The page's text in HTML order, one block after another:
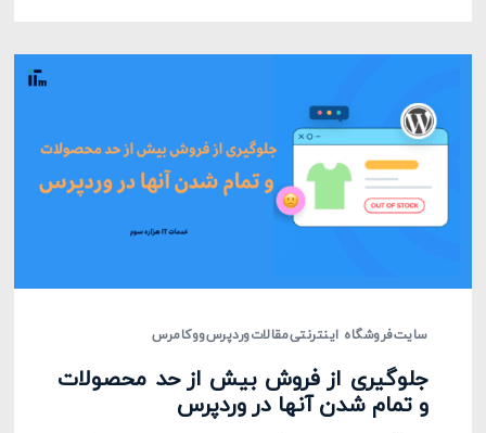
سایتفروشگاه اینترنتیمقالاتوردپرسووکامرس
جلوگیری از فروش بیش از حد محصولات
و تمام شدن آنها در وردپرس